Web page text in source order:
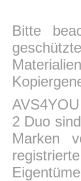
Bitte
2 Duo
Marken